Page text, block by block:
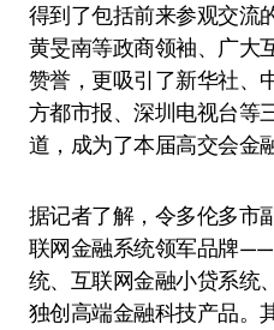
得到了包括前来参观交流
黄旻南等政商领袖、广大
赞誉，更吸引了新华社、
方都市报、深圳电视台等
道，成为了本届高交会金
据记者了解，令多伦多市
联网金融系统领军品牌
统、互联网金融小贷系统
独创高端金融科技产品。